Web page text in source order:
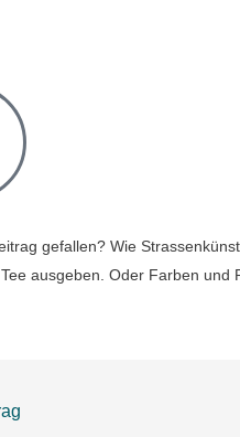
gefallen? Wie
ausgeben. Oder Farben und